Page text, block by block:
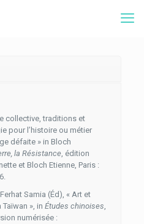
collective, traditions et
pour l’histoire ou métier
défaite » in Bloch
la Résistance, édition
et Bloch Etienne, Paris :
Samia (Éd), « Art et
», in Études chinoises,
numérisée :